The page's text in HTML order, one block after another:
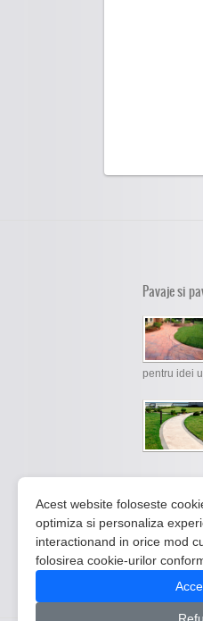
Acest website foloseste
optimiza si personaliza
interactionand in orice mod
folosirea cookie-urilor
Pavaje si
pentru idei
pentru idei